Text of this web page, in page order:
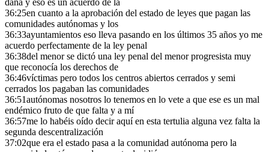
dana y eso es un acuerdo de la
36:25en cuanto a la aprobación del estado de leyes que pagan las
comunidades autónomas y los
36:33ayuntamientos eso lleva pasando en los últimos 35 años yo me
acuerdo perfectamente de la ley penal
36:38del menor se dictó una ley penal del menor progresista muy
que reconocía los derechos de
36:46víctimas pero todos los centros abiertos cerrados y semi
cerrados los pagaban las comunidades
36:51autónomas nosotros lo tenemos en lo vete a que ese es un mal
endémico fruto de que falta y a mí
36:57me lo habéis oído decir aquí en esta tertulia alguna vez falta la
segunda descentralización
37:02que era el estado pasa a la comunidad autónoma pero la